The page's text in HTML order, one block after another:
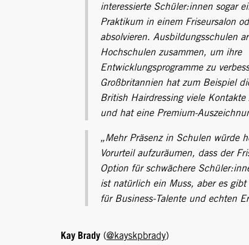
interessierte Schüler:innen sogar
Praktikum in einem Friseursalon
absolvieren. Ausbildungsschulen
Hochschulen zusammen, um ihre
Entwicklungsprogramme zu
Großbritannien hat zum Beispiel
British Hairdressing viele
und hat eine Premium-
„Mehr Präsenz in Schulen würde
Vorurteil aufzuräumen, dass der
Option für schwächere
ist natürlich ein Muss, aber es
für Business-Talente und echten
Kay Brady(@kayskpbrady)